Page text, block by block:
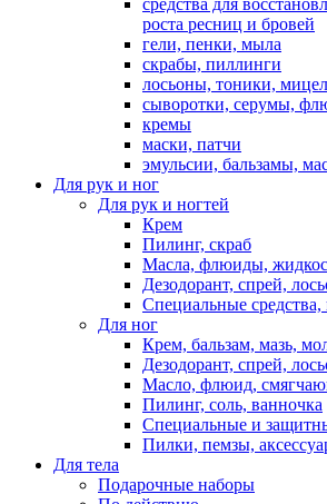
средства для
роста ресниц и бровей
гели, пенки, мыла
скрабы, пиллинги
лосьоны, тоники,
сыворотки, серумы,
кремы
маски, патчи
эмульсии, бальзамы,
Для рук и ног
Для рук и ногтей
Крем
Пилинг, скраб
Масла, флюиды,
Дезодорант, спрей,
Специальные
Для ног
Крем, бальзам, мазь,
Дезодорант, спрей,
Масло, флюид,
Пилинг, соль, ванночка
Специальные и
Пилки, пемзы,
Для тела
Подарочные наборы